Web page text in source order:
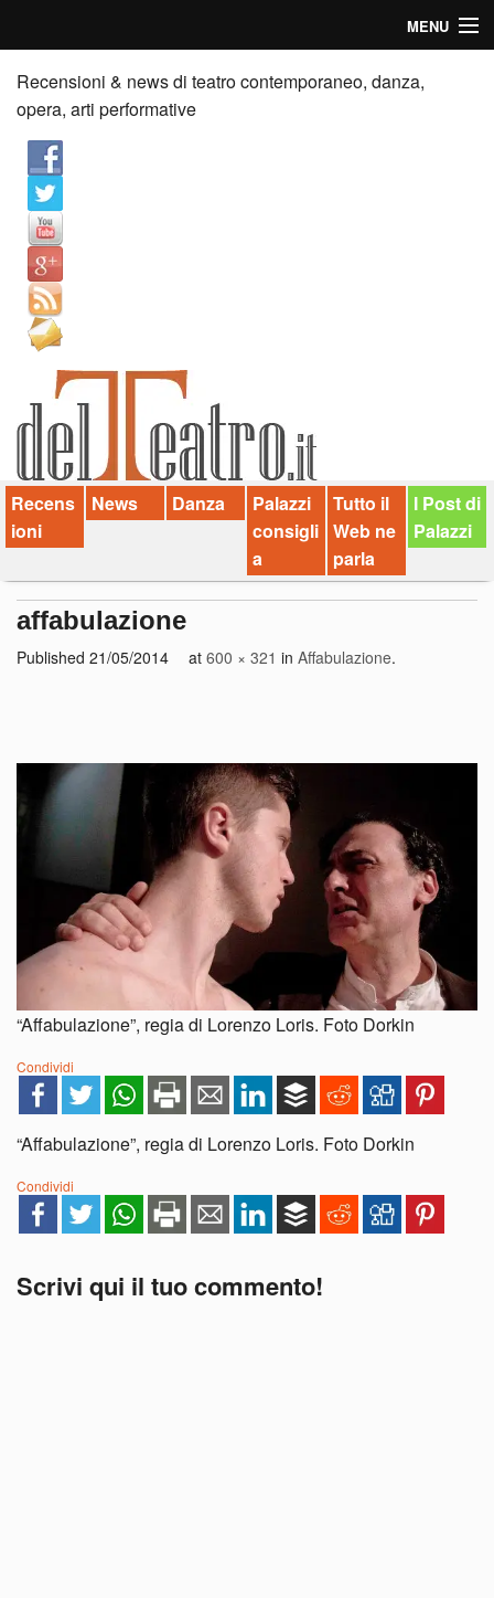
MENU
Home
Recensioni
Anticipazioni
News
Palazzi consiglia
Video
Chi siamo
Contatti
dT in English
Recensioni & news di teatro contemporaneo, danza,
opera, arti performative
Recens
ioni
News Danza
Palazzi
consigli
a
Tutto il
Web ne
parla
I Post di
Palazzi
affabulazione
Published 21/05/2014 at 600 × 321 in Affabulazione.
“Affabulazione”, regia di Lorenzo Loris. Foto Dorkin
Condividi
“Affabulazione”, regia di Lorenzo Loris. Foto Dorkin
Condividi
Scrivi qui il tuo commento!